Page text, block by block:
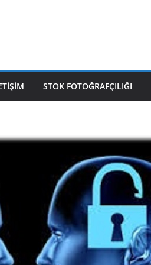
STOK FOTOĞRAFÇILIĞI